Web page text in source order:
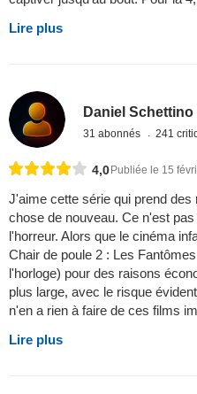
Lire plus
Daniel Schettino
31 abonnés 241
4,0 Publiée le 15
J'aime cette série qui prend
chose de nouveau. Ce n'est
l'horreur. Alors que le cinéma
Chair de poule 2 : Les
l'horloge) pour des raisons
plus large, avec le risque
n'en a rien à faire de ces films
Lire plus